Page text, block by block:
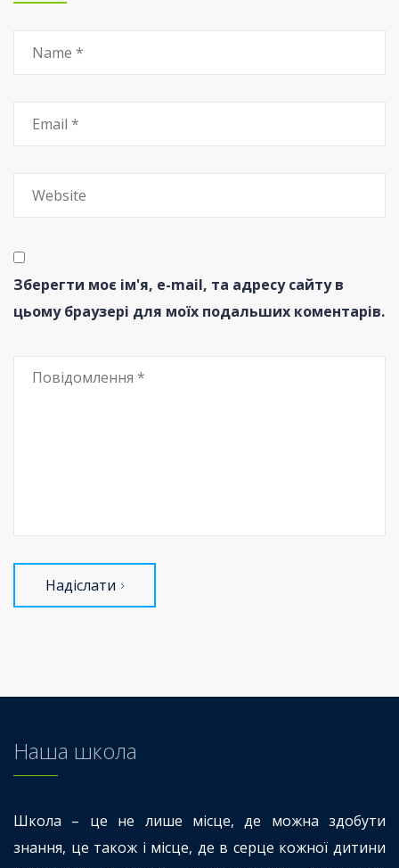
Зберегти моє ім'я, e-mail, та адресу сайту в
цьому браузері для моїх подальших коментарів.
Надіслати
Наша школа
Школа – це не лише місце, де можна здобути
знання, це також і місце, де в серце кожної дитини